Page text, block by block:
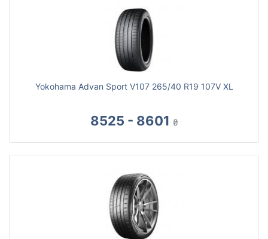
Yokohama Advan Sport V107 265/40 R19 107V XL
8525 - 8601 ₴